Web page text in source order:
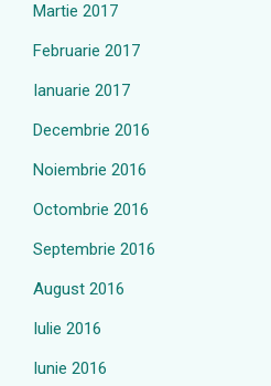
Martie 2017
Februarie 2017
Ianuarie 2017
Decembrie 2016
Noiembrie 2016
Octombrie 2016
Septembrie 2016
August 2016
Iulie 2016
Iunie 2016